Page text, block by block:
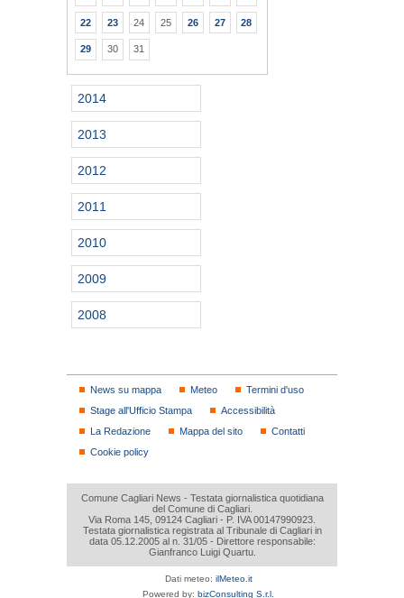
22 23 24 25 26 27 28
29 30 31
2014
2013
2012
2011
2010
2009
2008
News su mappa Meteo
Termini d'uso
Stage all'Ufficio Stampa
Accessibilità
La Redazione
Mappa del sito
Contatti
Cookie policy
Comune Cagliari News - Testata giornalistica quotidiana
del Comune di Cagliari.
Via Roma 145, 09124 Cagliari - P. IVA 00147990923.
Testata giornalistica registrata al Tribunale di Cagliari in
data 05.12.2005 al n. 31/05 - Direttore responsabile:
Gianfranco Luigi Quartu.
Dati meteo: ilMeteo.it
Powered by: bizConsulting S.r.l.